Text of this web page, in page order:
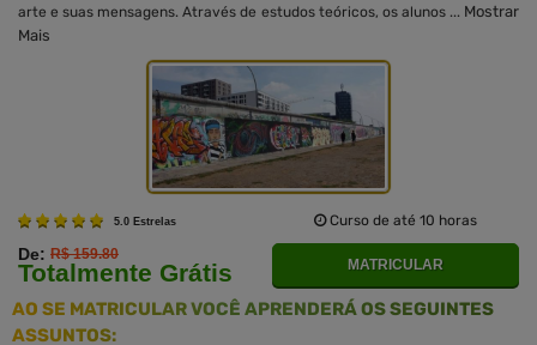
arte e suas mensagens. Através de estudos teóricos, os alunos ... Mostrar
Mais
5.0 Estrelas Curso de até 10 horas
De: R$ 159.80
Totalmente Grátis MATRICULAR
AO SE MATRICULAR VOCÊ APRENDERÁ OS SEGUINTES
ASSUNTOS: